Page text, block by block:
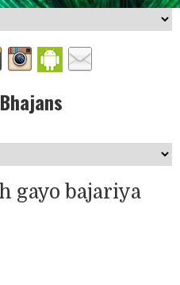
gayo bajariya